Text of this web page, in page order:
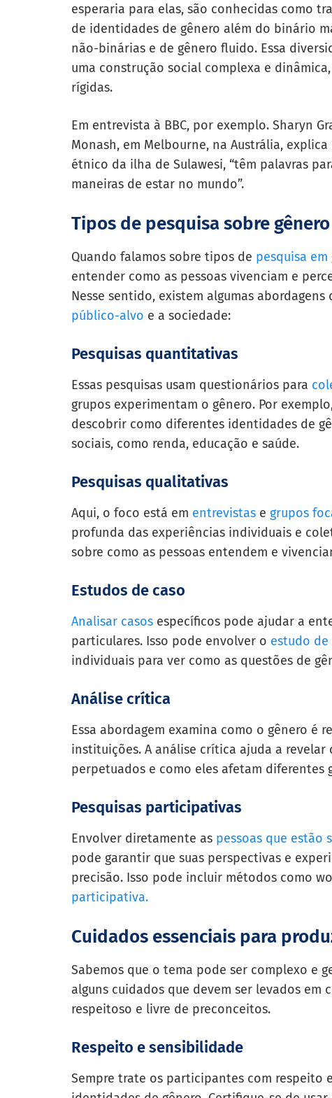
esperaria para elas, são conhecidas como
de identidades de gênero além do binário
não-binárias e de gênero fluido. Essa
uma construção social complexa e
rígidas.
Em entrevista à BBC, por exemplo. Sharyn
Monash, em Melbourne, na Austrália,
étnico da ilha de Sulawesi, “têm palavras
maneiras de estar no mundo”.
Tipos de pesquisa sobre gênero
Quando falamos sobre tipos de pesquisa em
entender como as pessoas vivenciam e
Nesse sentido, existem algumas
público-alvo e a sociedade:
Pesquisas quantitativas
Essas pesquisas usam questionários para
grupos experimentam o gênero. Por
descobrir como diferentes identidades de
sociais, como renda, educação e saúde.
Pesquisas qualitativas
Aqui, o foco está em entrevistas e grupos
profunda das experiências individuais e
sobre como as pessoas entendem e
Estudos de caso
Analisar casos específicos pode ajudar a
particulares. Isso pode envolver o estudo
individuais para ver como as questões de
Análise crítica
Essa abordagem examina como o gênero é
instituições. A análise crítica ajuda a
perpetuados e como eles afetam diferentes
Pesquisas participativas
Envolver diretamente as pessoas que estão
pode garantir que suas perspectivas e
precisão. Isso pode incluir métodos como
participativa.
Cuidados essenciais para
Sabemos que o tema pode ser complexo e
alguns cuidados que devem ser levados em
respeitoso e livre de preconceitos.
Respeito e sensibilidade
Sempre trate os participantes com respeito